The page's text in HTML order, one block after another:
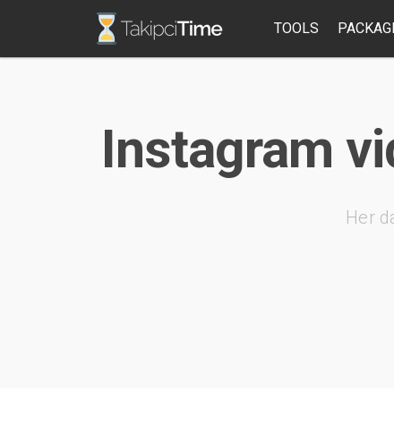
TOOLS
Instagram
Her